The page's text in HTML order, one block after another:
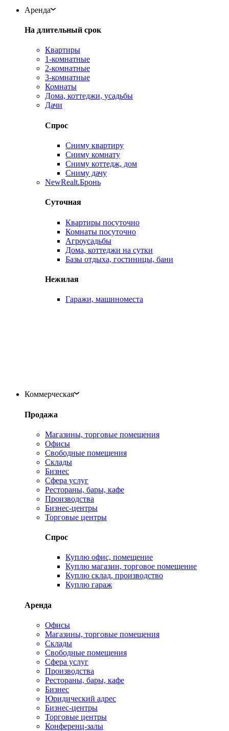
Аренда
На длительный срок
Квартиры
1-комнатные
2-комнатные
3-комнатные
Комнаты
Дома, коттеджи, усадьбы
Дачи
Спрос
Сниму квартиру
Сниму комнату
Сниму коттедж, дом
Сниму дачу
NewRealt.Бронь
Суточная
Квартиры посуточно
Комнаты посуточно
Агроусадьбы
Дома, коттеджи на сутки
Базы отдыха, гостиницы, бани
Нежилая
Гаражи, машиноместа
Коммерческая
Продажа
Магазины, торговые помещения
Офисы
Свободные помещения
Склады
Бизнес
Сфера услуг
Рестораны, бары, кафе
Производства
Бизнес-центры
Торговые центры
Спрос
Куплю офис, помещение
Куплю магазин, торговое помещение
Куплю склад, производство
Куплю гараж
Аренда
Офисы
Магазины, торговые помещения
Склады
Свободные помещения
Сфера услуг
Производства
Рестораны, бары, кафе
Бизнес
Юридический адрес
Бизнес-центры
Торговые центры
Конференц-залы